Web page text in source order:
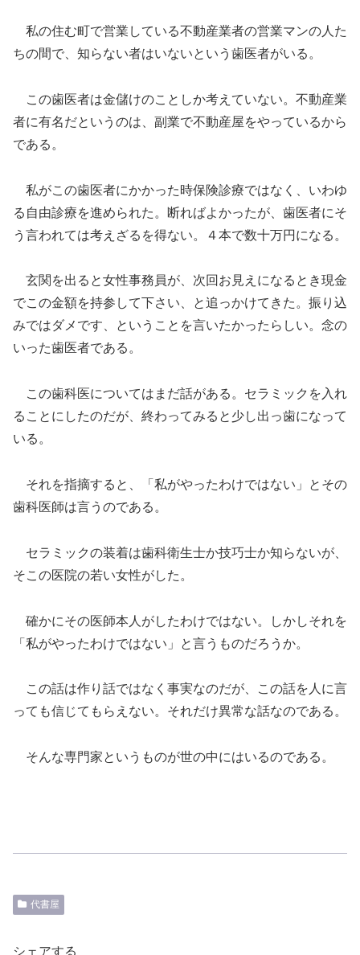
私の住む町で営業している不動産業者の営業マンの人た
ちの間で、知らない者はいないという歯医者がいる。
この歯医者は金儲けのことしか考えていない。不動産業
者に有名だというのは、副業で不動産屋をやっているから
である。
私がこの歯医者にかかった時保険診療ではなく、いわゆ
る自由診療を進められた。断ればよかったが、歯医者にそ
う言われては考えざるを得ない。４本で数十万円になる。
玄関を出ると女性事務員が、次回お見えになるとき現金
でこの金額を持参して下さい、と追っかけてきた。振り込
みではダメです、ということを言いたかったらしい。念の
いった歯医者である。
この歯科医についてはまだ話がある。セラミックを入れ
ることにしたのだが、終わってみると少し出っ歯になって
いる。
それを指摘すると、「私がやったわけではない」とその
歯科医師は言うのである。
セラミックの装着は歯科衛生士か技巧士か知らないが、
そこの医院の若い女性がした。
確かにその医師本人がしたわけではない。しかしそれを
「私がやったわけではない」と言うものだろうか。
この話は作り話ではなく事実なのだが、この話を人に言
っても信じてもらえない。それだけ異常な話なのである。
そんな専門家というものが世の中にはいるのである。
代書屋
シェアする